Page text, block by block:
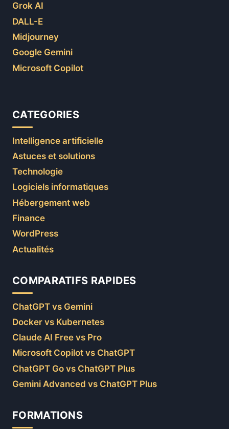
Grok AI
DALL-E
Midjourney
Google Gemini
Microsoft Copilot
CATEGORIES
Intelligence artificielle
Astuces et solutions
Technologie
Logiciels informatiques
Hébergement web
Finance
WordPress
Actualités
COMPARATIFS RAPIDES
ChatGPT vs Gemini
Docker vs Kubernetes
Claude AI Free vs Pro
Microsoft Copilot vs ChatGPT
ChatGPT Go vs ChatGPT Plus
Gemini Advanced vs ChatGPT Plus
FORMATIONS